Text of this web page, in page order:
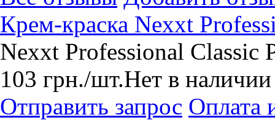
Крем-краска Nexxt
Nexxt Professional Classic
103 грн./шт.Нет в наличии
Отправить запрос Оплата